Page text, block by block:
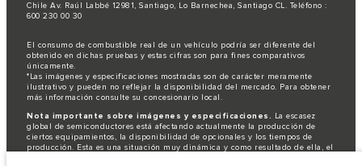
Chile Av. Raúl Labbé 12981, Santiago, Lo Barnechea, Santiago CL. Teléfono :
600 230 00 30
El consumo de combustible real de un vehículo podría ser diferente del
obtenido en dichas pruebas y estas cifras son para fines comparativos
únicamente.
*Las imágenes y especificaciones mostradas son de carácter meramente
ilustrativo y pueden no reflejar la disponibilidad del mercado. Para obtener
más información consulte su concesionario local.
Nota importante sobre imágenes y especificaciones. La escasez
global de semiconductores está afectando actualmente la producción de
ciertos equipamientos, la disponibilidad de opcionales y los tiempos de
producción. Esta es una situación muy dinámica y como resultado de ella, el